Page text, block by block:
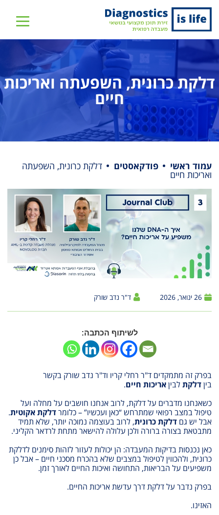
שִׂים
בְּאֲתָר
מֻפְעֶלֶת
מַעֲרֶכֶת
נָגִישׁ
בִּקְלִיק
הַמְּסַיַּעַת
לִנְגִישׁוּת
הָאֲתָר.
דלקת כרונית, השפעתה ואריכות
חיים
עמוד ראשי פודקאסטים דלקת כרונית, השפעתה
ואריכות חיים
26 ינואר, 2026 ד"ר נדב שורק
לשיתוף הכתבה:
בפרק זה מתמקדים ד"ר רחלי קריו וד"ר נדב שורק בקשר
ביןדלקתלביןאריכות חיים.
כשאנחנו מדברים על דלקת, לרוב אנחנו חושבים על מחלה ועל
טיפול במצב רפואי שמתרחש “כאן ועכשיו” – כלומרדלקת אקוטית.
אבל יש גם דלקת כרונית, לרוב בעוצמה נמוכה יותר, שלא תמיד
מתבטאת בצורה ברורה ולכן עלולה להישאר מתחת לרדאר הקליני.
כאן נכנסות בדיקות המעבדה: הן יכולות לעזור לזהות סימנים לדלקת
כרונית, ולהכווין לטיפול במצבים שלא בהכרח מסכני חיים – אבל כן
משפיעים על הבריאות, התחושה ואיכות החיים לאורך זמן.
בפרק נדבר על דלקת דרך עדשת אריכות החיים.
האזינו.